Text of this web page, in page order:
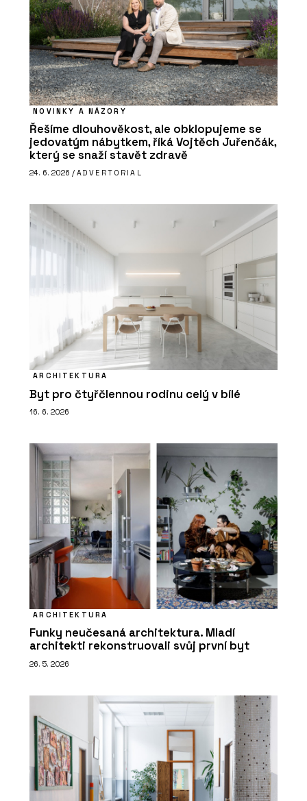
NOVINKY A NÁZORY
Řešíme dlouhověkost, ale obklopujeme se
jedovatým nábytkem, říká Vojtěch Juřenčák,
který se snaží stavět zdravě
24. 6. 2026 / ADVERTORIAL
ARCHITEKTURA
Byt pro čtyřčlennou rodinu celý v bílé
16. 6. 2026
ARCHITEKTURA
Funky neučesaná architektura. Mladí
architekti rekonstruovali svůj první byt
26. 5. 2026